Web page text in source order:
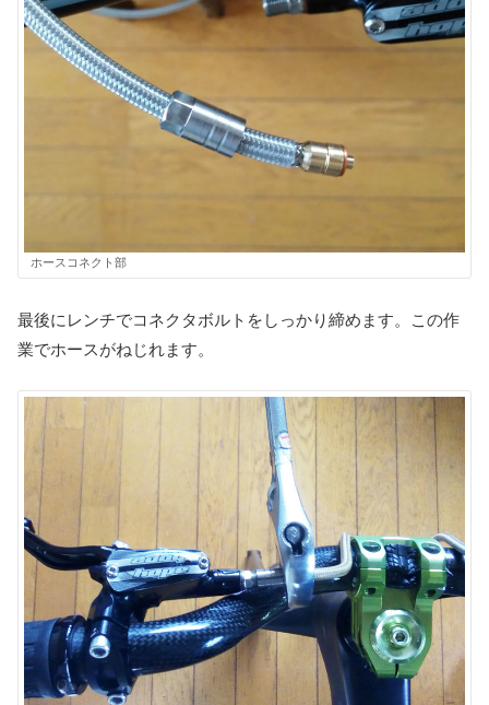
ホースコネクト部
最後にレンチでコネクタボルトをしっかり締めます。この作
業でホースがねじれます。